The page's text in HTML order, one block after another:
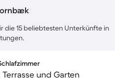
die 15 beliebtesten Unterkünfte in
und Garten